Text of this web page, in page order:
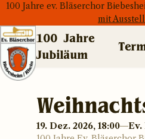
100 Jahre ev. Bläserchor
mit
100 Jahre
Jubiläum
19. Dez. 2026, 18:00
Ev.